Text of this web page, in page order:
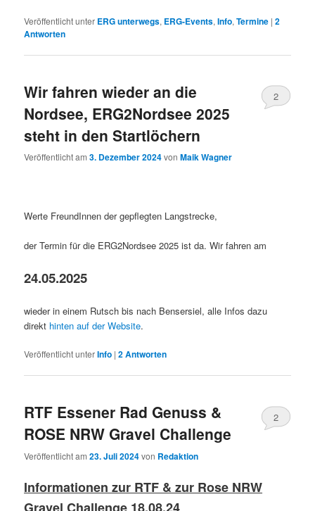
Veröffentlicht unter ERG unterwegs, ERG-Events,Info,Termine |2
Antworten
Wir fahren wieder an die
Nordsee, ERG2Nordsee 2025
steht in den Startlöchern
Veröffentlicht am3. Dezember 2024vonMaik Wagner
2
Werte FreundInnen der gepflegten Langstrecke,
der Termin für die ERG2Nordsee 2025 ist da. Wir fahren am
24.05.2025
wieder in einem Rutsch bis nach Bensersiel, alle Infos dazu
direkt hinten auf der Website.
Veröffentlicht unterInfo |2Antworten
RTF Essener Rad Genuss &
ROSE NRW Gravel Challenge
Veröffentlicht am23. Juli 2024von Redaktion
2
Informationen zur RTF & zur Rose NRW
Gravel Challenge 18.08.24